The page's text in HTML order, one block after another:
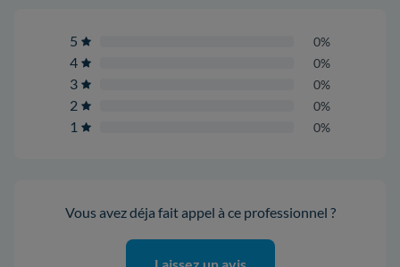
5 0%
4 0%
3 0%
2 0%
1 0%
Vous avez déja fait appel à ce professionnel ?